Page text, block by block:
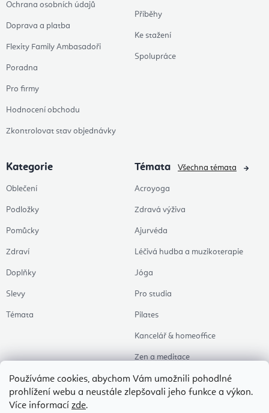
Používáme cookies, abychom Vám umožnili pohodlné
prohlížení webu a neustále zlepšovali jeho funkce a výkon.
Více informací zde.
Ochrana osobních údajů
Doprava a platba
Flexity Family Ambasadoři
Poradna
Pro firmy
Hodnocení obchodu
Zkontrolovat stav objednávky
Příběhy
Ke stažení
Spolupráce
Kategorie
Oblečení
Podložky
Pomůcky
Zdraví
Doplňky
Slevy
Témata
Témata
Acroyoga
Zdravá výživa
Ajurvéda
Léčivá hudba a muzikoterapie
Jóga
Pro studia
Pilates
Kancelář & homeoffice
Zen a meditace
Aromaterapie
Zdravý spánek
Všechna témata